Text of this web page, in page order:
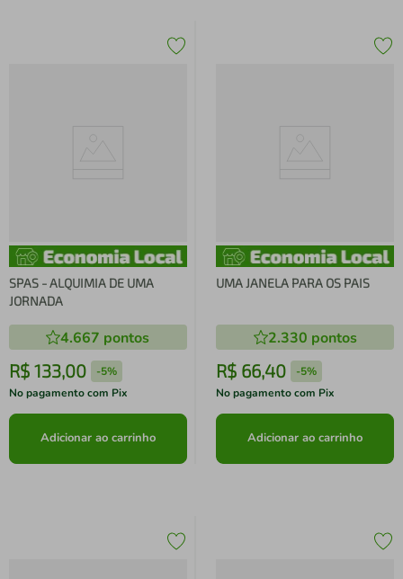
SPAS - ALQUIMIA DE UMA
JORNADA
4.667 pontos
R$ 133,00 -5%
No pagamento com Pix
Adicionar ao carrinho
UMA JANELA PARA OS PAIS
2.330 pontos
R$ 66,40 -5%
No pagamento com Pix
Adicionar ao carrinho